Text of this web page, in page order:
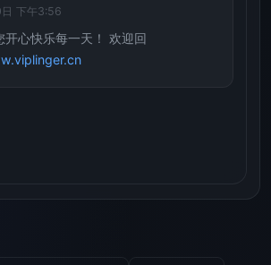
下午3:56
开心快乐每一天！ 欢迎回